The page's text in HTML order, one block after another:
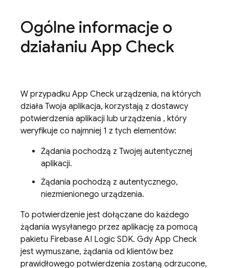
Ogólne informacje o
działaniu App Check
W przypadku App Check urządzenia, na których
działa Twoja aplikacja, korzystają z dostawcy
potwierdzenia aplikacji lub urządzenia , który
weryfikuje co najmniej 1 z tych elementów:
Żądania pochodzą z Twojej autentycznej
aplikacji.
Żądania pochodzą z autentycznego,
niezmienionego urządzenia.
To potwierdzenie jest dołączane do każdego
żądania wysyłanego przez aplikację za pomocą
pakietu Firebase AI Logic SDK. Gdy App Check
jest wymuszane, żądania od klientów bez
prawidłowego potwierdzenia zostaną odrzucone,